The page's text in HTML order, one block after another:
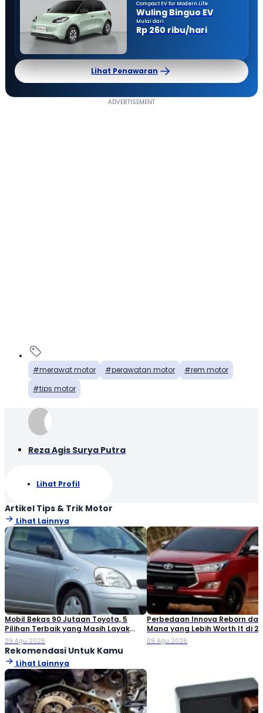
Compact EV for Modern Life
Wuling Binguo EV
Mulai dari
Rp 260 ribu/hari
Lihat Penawaran
merawat motor perawatan motor
rem motor
tips motor
Reza Agis Surya Putra
Lihat Profil
Artikel Tips & Trik Motor
Lihat Lainnya
Mobil Bekas 90 Jutaan Toyota, 5
Pilihan Terbaik yang Masih Layak
Dibeli
09 Agu 2026
Perbedaan Innova Reborn
Mana yang Lebih Worth It di
09 Agu 2026
Rekomendasi Untuk Kamu
Lihat Lainnya